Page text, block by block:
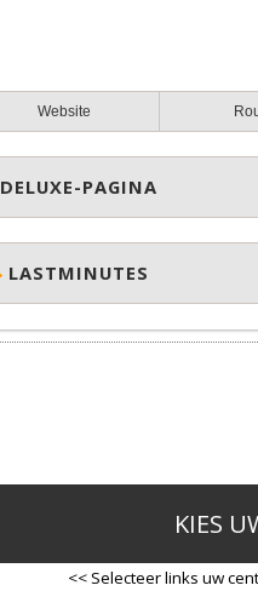
Website
DELUXE-PAGINA
LASTMINUTES
KIES
<< Selecteer links uw